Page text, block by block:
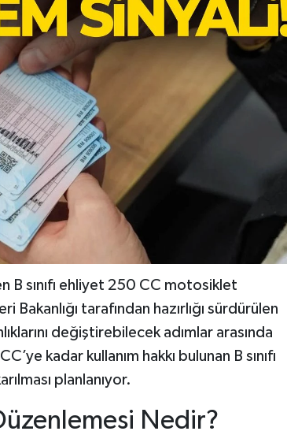
B sınıfı ehliyet 250 CC motosiklet
tarafından hazırlığı sürdürülen
değiştirebilecek adımlar arasında
kadar kullanım hakkı bulunan B sınıfı
planlanıyor.
Nedir?